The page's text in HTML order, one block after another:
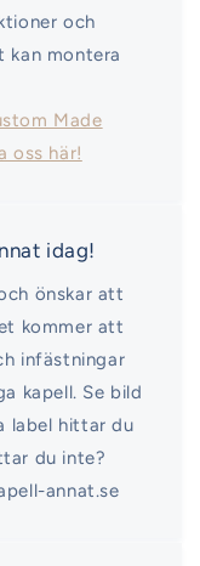
och
kan montera
Made
oss här!
idag!
önskar att
kommer att
infästningar
kapell. Se bild
label hittar du
du inte?
annat.se